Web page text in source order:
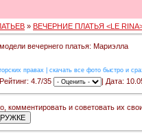
» ВЕЧЕРНИЕ ПЛАТЬЯ <LE
вечернего платья: Мариэлла
правах скачать все фото быстро и
4.7/35 | Дата:
комментировать и советовать их